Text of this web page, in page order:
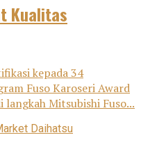
Kualitas
kepada 34
Fuso Karoseri Award
Mitsubishi Fuso...